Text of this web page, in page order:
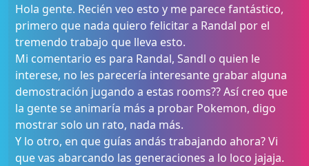
Hola gente. Recién veo esto y me parece fantástico,
primero que nada quiero felicitar a Randal por el
tremendo trabajo que lleva esto.
Mi comentario es para Randal, Sandl o quien le
interese, no les parecería interesante grabar alguna
demostración jugando a estas rooms?? Así creo que
la gente se animaría más a probar Pokemon, digo
mostrar solo un rato, nada más.
Y lo otro, en que guías andás trabajando ahora? Vi
que vas abarcando las generaciones a lo loco jajaja.